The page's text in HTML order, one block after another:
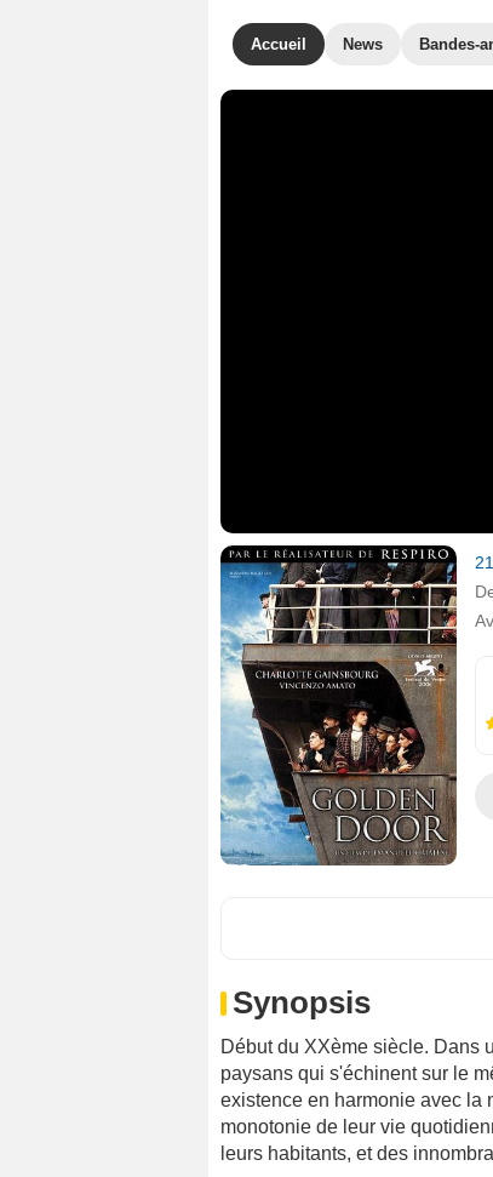
Accueil News Bandes-
Synopsis
Début du XXème siècle. Dans
paysans qui s'échinent sur le
existence en harmonie avec la
monotonie de leur vie
leurs habitants, et des